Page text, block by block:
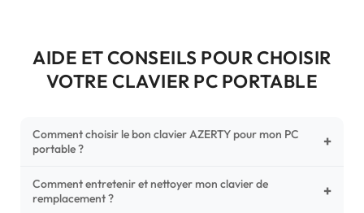
AIDE ET CONSEILS POUR CHOISIR
VOTRE CLAVIER PC PORTABLE
Comment choisir le bon clavier AZERTY pour mon PC
portable ?
+
Pour ne pas vous tromper, vérifiez trois points critiques sur
votre clavier d'origine : la disposition (AZERTY Français), la
Comment entretenir et nettoyer mon clavier de
remplacement ?
+